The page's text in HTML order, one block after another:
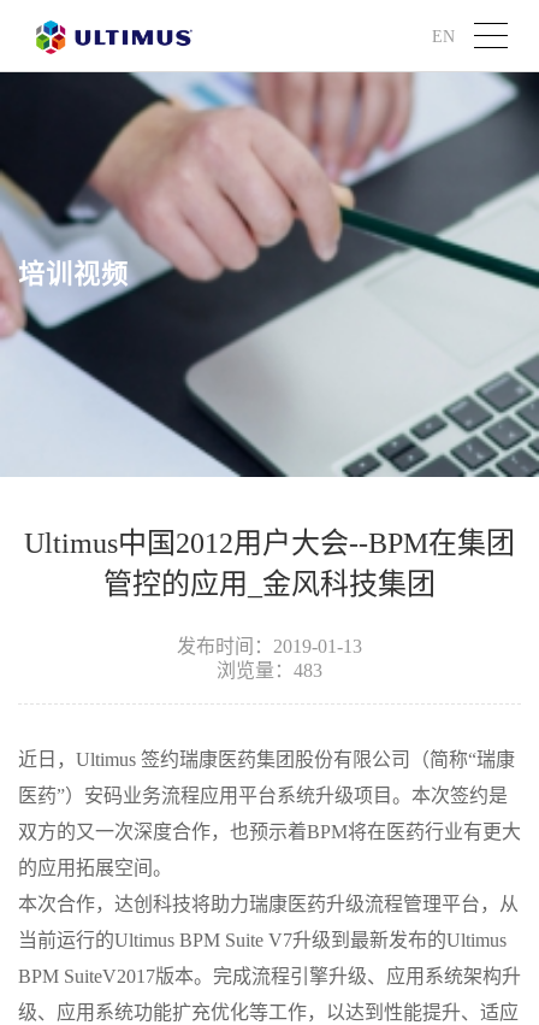
EN
培训视频
Ultimus中国2012用户大会--BPM在集团
管控的应用_金风科技集团
发布时间：2019-01-13
浏览量：483
近日，Ultimus 签约瑞康医药集团股份有限公司（简称“瑞康
医药”）安码业务流程应用平台系统升级项目。本次签约是
双方的又一次深度合作，也预示着BPM将在医药行业有更大
的应用拓展空间。
本次合作，达创科技将助力瑞康医药升级流程管理平台，从
当前运行的Ultimus BPM Suite V7升级到最新发布的Ultimus
BPM SuiteV2017版本。完成流程引擎升级、应用系统架构升
级、应用系统功能扩充优化等工作，以达到性能提升、适应